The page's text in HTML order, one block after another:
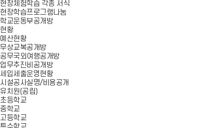
현장체험학습 각종 서식
현장학습프로그램나눔
학교운동부공개방
현황
예산현황
무상교복공개방
공무국외여행공개방
업무추진비공개방
세입세출운영현황
시설공사실명/비용공개
유치원(공립)
초등학교
중학교
고등학교